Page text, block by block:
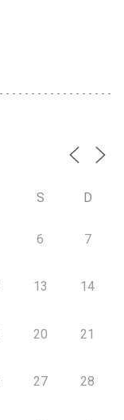
S D
6 7
13 14
20 21
27 28